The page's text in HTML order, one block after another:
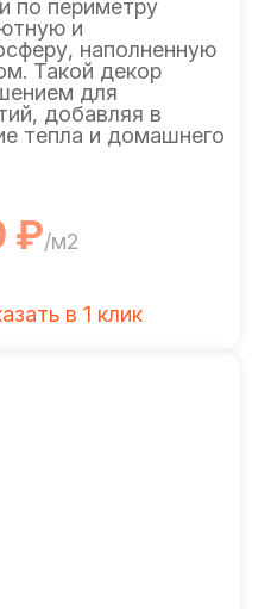
по периметру
и
наполненную
Такой декор
для
добавляя в
тепла и домашнего
₽/м2
в 1 клик